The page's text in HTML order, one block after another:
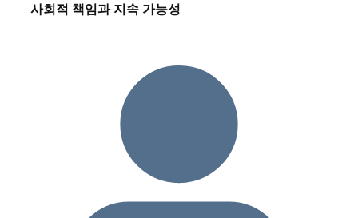
사회적 책임과 지속 가능성